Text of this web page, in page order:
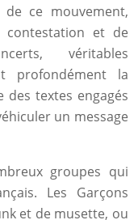
ce mouvement,
et de
véritables
profondément la
des textes engagés
un message
groupes qui
Les Garçons
et de musette, ou